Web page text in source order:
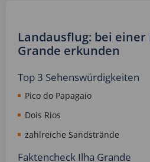
Landausflug: bei
Grande erkunden
Top 3 Sehenswürdigkeiten
Pico do Papagaio
Dois Rios
zahlreiche Sandstrände
Faktencheck Ilha Grande